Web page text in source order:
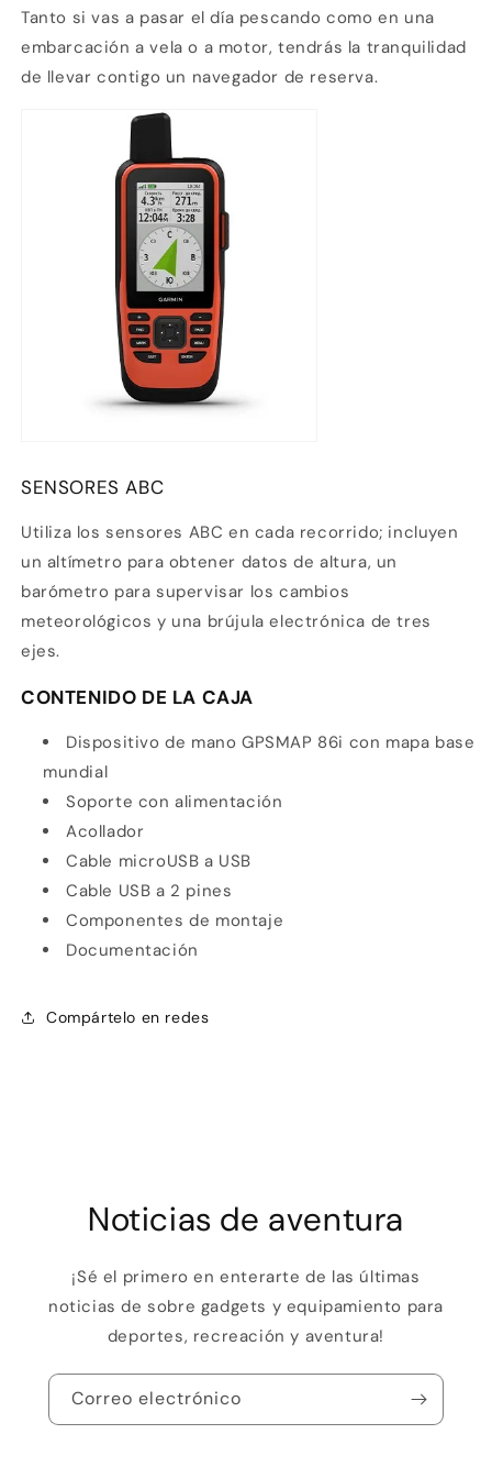
Tanto si vas a pasar el día pescando como en una
embarcación a vela o a motor, tendrás la tranquilidad
de llevar contigo un navegador de reserva.
SENSORES ABC
Utiliza los sensores ABC en cada recorrido; incluyen
un altímetro para obtener datos de altura, un
barómetro para supervisar los cambios
meteorológicos y una brújula electrónica de tres
ejes.
CONTENIDO DE LA CAJA
Dispositivo de mano GPSMAP 86i con mapa base
mundial
Soporte con alimentación
Acollador
Cable microUSB a USB
Cable USB a 2 pines
Componentes de montaje
Documentación
Compártelo en redes
Noticias de aventura
¡Sé el primero en enterarte de las últimas
noticias de sobre gadgets y equipamiento para
deportes, recreación y aventura!
Correo electrónico